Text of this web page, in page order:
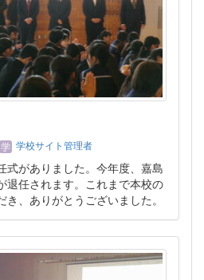
学校サイト管理者
式がありました。今年度、嘉島
退任されます。これまで本校の
、ありがとうございました。